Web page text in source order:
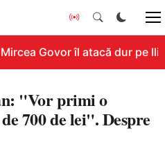
Govor îl atacă dur pe
"Vor primi o
700 de lei". Despre